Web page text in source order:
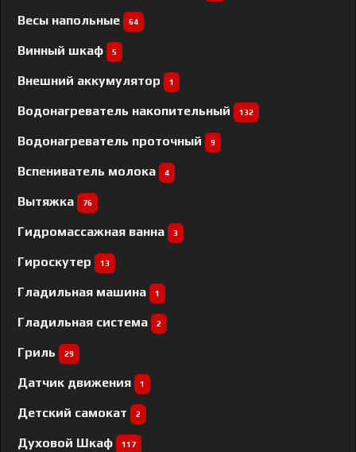
Весы напольные 64
Винный шкаф 5
Внешний аккумулятор 1
Водонагреватель накопительный 132
Водонагреватель проточный 9
Вспениватель молока 4
Вытяжка 76
Гидромассажная ванна 3
Гироскутер 13
Гладильная машина 1
Гладильная система 2
Гриль 29
Датчик движения 1
Детский самокат 2
Духовой Шкаф 117